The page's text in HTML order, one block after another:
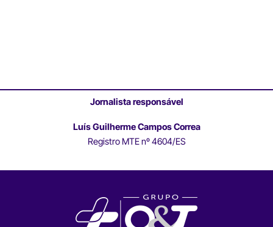
Jornalista responsável
Luís Guilherme Campos Correa
Registro MTE nº 4604/ES